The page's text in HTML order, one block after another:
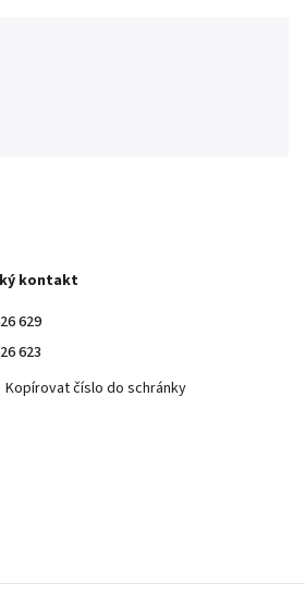
kontakt
629
623
Kopírovat číslo do schránky